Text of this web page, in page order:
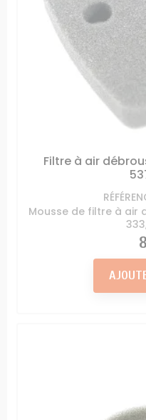
Filtre à air
Mousse de filtre à air